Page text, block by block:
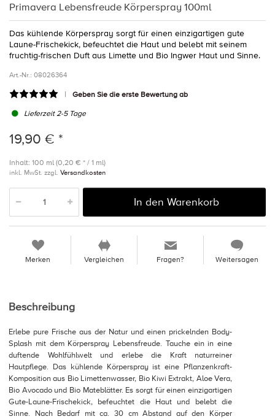
Primavera Lebensfreude Körperspray 100ml
Das kühlende Körperspray sorgt für einen einzigartigen gute
Laune-Frischekick, befeuchtet die Haut und belebt mit seinem
fruchtig-frischen Duft aus Limette und Bio Ingwer Haut und Sinne.
Art.-Nr.: 08026364
Geben Sie die erste Bewertung ab
Lieferzeit 2-5 Tage
19,90 € *
Inhalt: 100 ml (0,20 € * / 1 ml)
inkl. MwSt. zzgl. Versandkosten
In den Warenkorb
Merken Vergleichen Fragen? Weitersagen
Beschreibung
Erlebe pure Frische aus der Natur und einen prickelnden Body-
Splash mit dem Körperspray Lebensfreude. Tauche ein in eine
duftende Wohlfühlwelt und erlebe die Kraft naturreiner
Hautpflege. Das kühlende Körperspray ist eine Pflanzenkraft-
Komposition aus Bio Limettenwasser, Bio Kiwi Extrakt, Aloe Vera,
Bio Avocado und Bio Mateblätter. Es sorgt für einen einzigartigen
Gute-Laune-Frischekick, befeuchtet die Haut und belebt die
Sinne. Nach Bedarf mit ca. 30 cm Abstand auf den Körper